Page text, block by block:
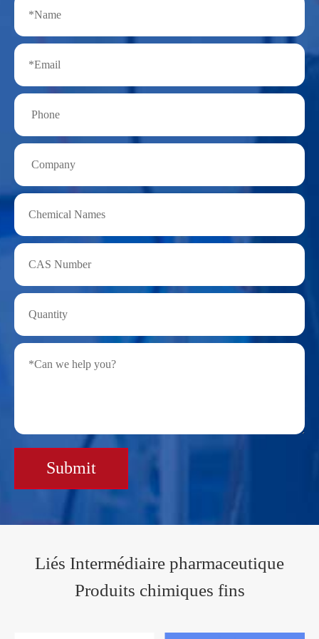
Submit
Liés Intermédiaire pharmaceutique
Produits chimiques fins